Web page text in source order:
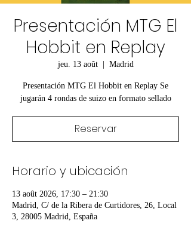
Presentación MTG El
Hobbit en Replay
jeu. 13 août
  |
Madrid
Presentación MTG El Hobbit en Replay Se
jugarán 4 rondas de suizo en formato sellado
Reservar
Horario y ubicación
13 août 2026, 17:30 – 21:30
Madrid, C/ de la Ribera de Curtidores, 26, Local
3, 28005 Madrid, España